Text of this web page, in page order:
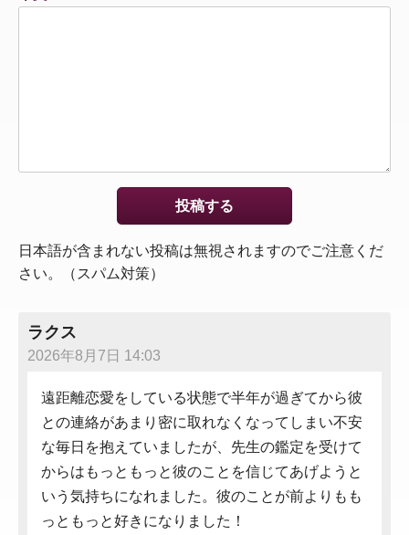
日本語が含まれない投稿は無視されますのでご注意くだ
さい。（スパム対策）
ラクス
2026年8月7日 14:03
遠距離恋愛をしている状態で半年が過ぎてから彼
との連絡があまり密に取れなくなってしまい不安
な毎日を抱えていましたが、先生の鑑定を受けて
からはもっともっと彼のことを信じてあげようと
いう気持ちになれました。彼のことが前よりもも
っともっと好きになりました！